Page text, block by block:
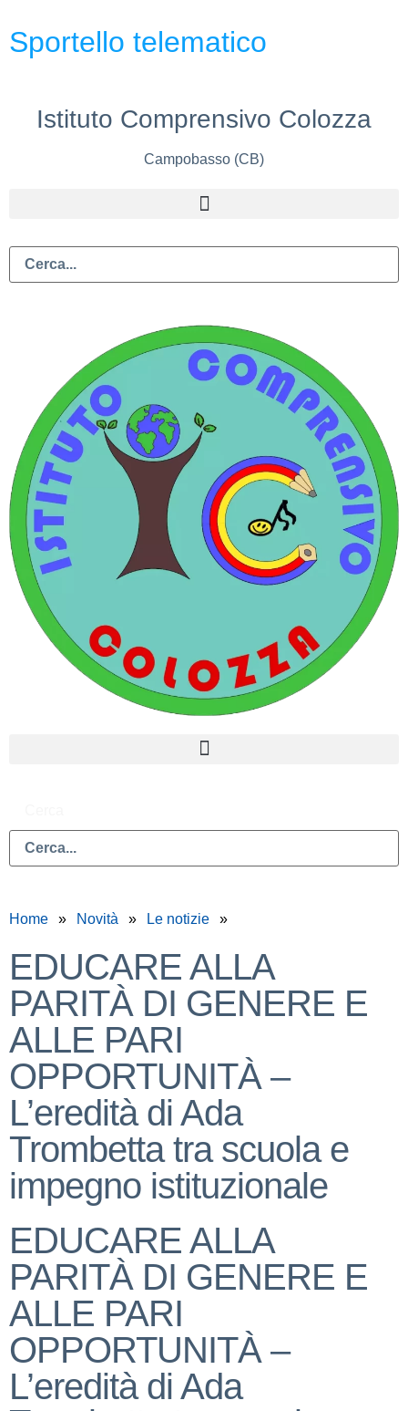
Sportello telematico
Istituto Comprensivo Colozza
Campobasso (CB)
Home Novità Le notizie
EDUCARE ALLA
PARITÀ DI GENERE E
ALLE PARI
OPPORTUNITÀ –
L’eredità di Ada
Trombetta tra scuola e
impegno istituzionale
EDUCARE ALLA
PARITÀ DI GENERE E
ALLE PARI
OPPORTUNITÀ –
L’eredità di Ada